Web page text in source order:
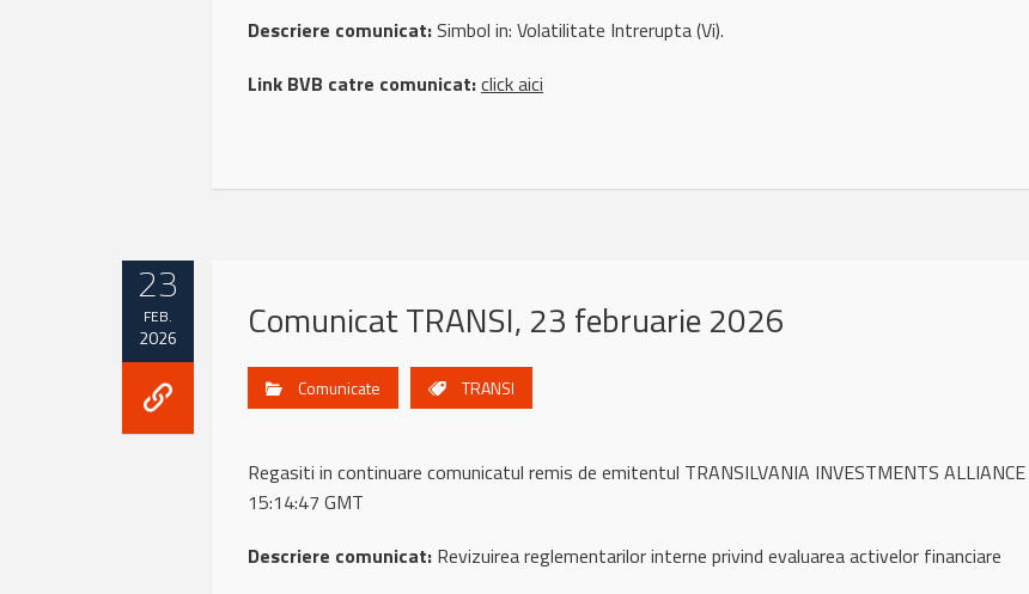
Descriere comunicat:Simbol in: Volatilitate Intrerupta (Vi).
Link BVB catre comunicat:click aici
23
FEB.
2026 Comunicat TRANSI, 23 februarie 2026
Comunicate TRANSI
Regasiti in continuare comunicatul remis de emitentul TRANSILVANIA INVESTMENTS
15:14:47 GMT
Descriere comunicat: Revizuirea reglementarilor interne privind evaluarea activelor financiare